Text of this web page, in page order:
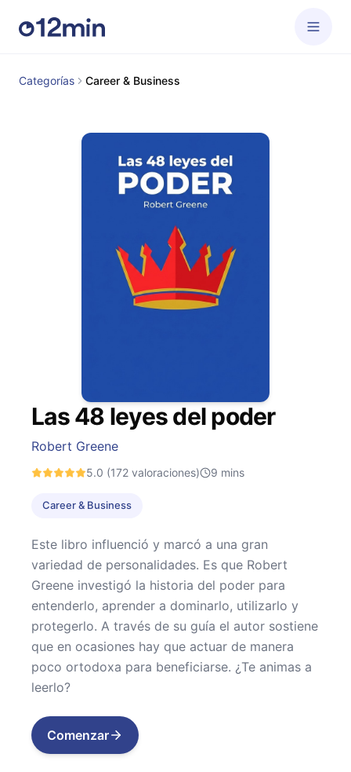
Categorías Career & Business
Las 48 leyes del poder
Robert Greene
5.0 (172 valoraciones) 9 mins
Career & Business
Este libro influenció y marcó a una gran
variedad de personalidades. Es que Robert
Greene investigó la historia del poder para
entenderlo, aprender a dominarlo, utilizarlo y
protegerlo. A través de su guía el autor sostiene
que en ocasiones hay que actuar de manera
poco ortodoxa para beneficiarse. ¿Te animas a
leerlo?
Comenzar